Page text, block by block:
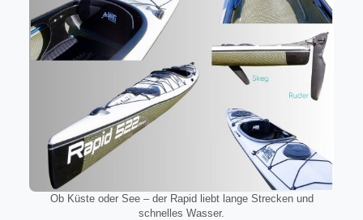
Ob Küste oder See – der Rapid liebt lange Strecken und
schnelles Wasser.